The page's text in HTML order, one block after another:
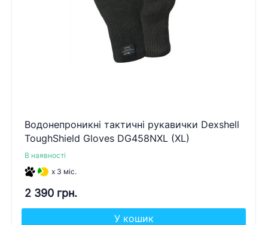
Водонепроникні тактичні рукавички Dexshell
ToughShield Gloves DG458NXL (XL)
В наявності
x 3 міс.
2 390 грн.
У кошик